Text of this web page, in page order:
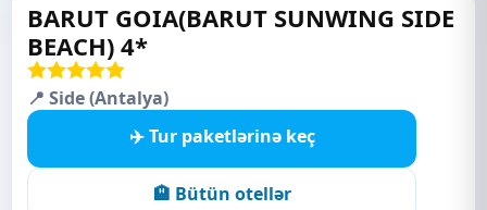
BARUT GOIA(BARUT SUNWING SIDE
BEACH) 4*
📍 Side (Antalya)
✈️ Tur paketlərinə keç
🏨 Bütün otellər